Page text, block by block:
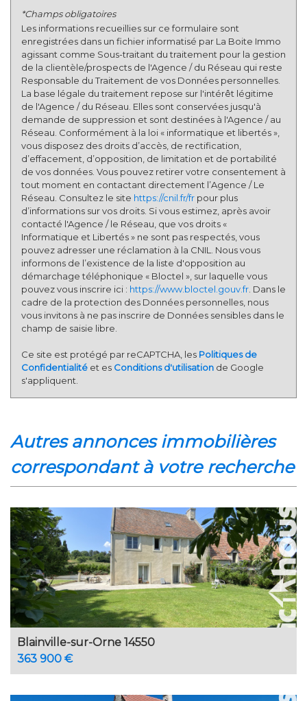
Familles avec 3 enfants
*Champs obligatoires
Les informations recueillies sur ce formulaire sont
enregistrées dans un fichier informatisé par La Boite Immo
agissant comme Sous-traitant du traitement pour la gestion
de la clientèle/prospects de l'Agence / du Réseau qui reste
Responsable du Traitement de vos Données personnelles.
La base légale du traitement repose sur l'intérêt légitime
de l'Agence / du Réseau. Elles sont conservées jusqu'à
demande de suppression et sont destinées à l'Agence / au
Réseau. Conformément à la loi « informatique et libertés »,
vous disposez des droits d’accès, de rectification,
d’effacement, d’opposition, de limitation et de portabilité
de vos données. Vous pouvez retirer votre consentement à
tout moment en contactant directement l’Agence / Le
Réseau. Consultez le site https://cnil.fr/fr pour plus
d’informations sur vos droits. Si vous estimez, après avoir
contacté l'Agence / le Réseau, que vos droits «
Informatique et Libertés » ne sont pas respectés, vous
pouvez adresser une réclamation à la CNIL. Nous vous
informons de l’existence de la liste d'opposition au
démarchage téléphonique « Bloctel », sur laquelle vous
pouvez vous inscrire ici : https://www.bloctel.gouv.fr. Dans le
cadre de la protection des Données personnelles, nous
vous invitons à ne pas inscrire de Données sensibles dans le
champ de saisie libre.
Ce site est protégé par reCAPTCHA, les Politiques de
Confidentialité et es Conditions d'utilisation de Google
s'appliquent.
autres annonces immobilières
correspondant à votre recherche
Blainville-sur-Orne 14550
363 900 €